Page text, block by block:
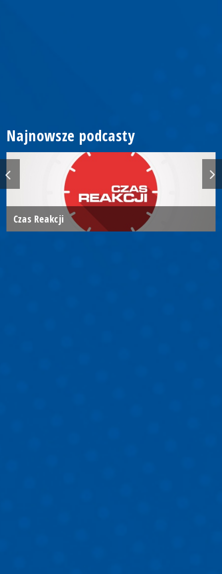
Najnowsze podcasty
Czas Reakcji